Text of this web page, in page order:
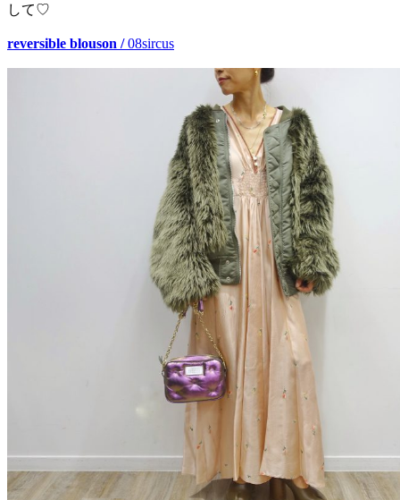
して♡
reversible blouson /08sircus